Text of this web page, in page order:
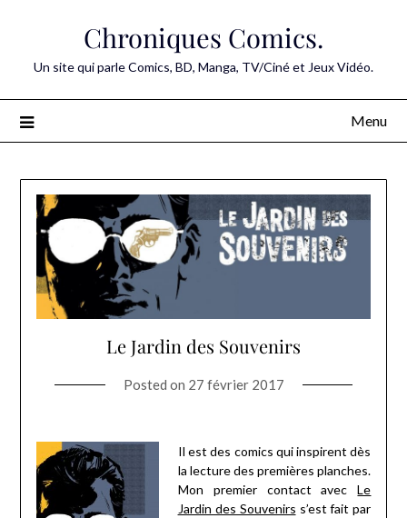
Chroniques Comics.
Un site qui parle Comics, BD, Manga, TV/Ciné et Jeux Vidéo.
Menu
Le Jardin des Souvenirs
Posted on 27 février 2017
Il est des comics qui inspirent dès
la lecture des premières planches.
Mon premier contact avecLe
Jardin des Souvenirs s’est fait par